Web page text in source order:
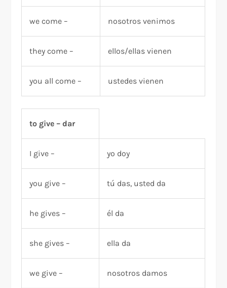
we come – nosotros venimos
they come – ellos/ellas vienen
you all come – ustedes vienen
to give – dar
I give – yo doy
you give – tú das, usted da
he gives – él da
she gives – ella da
we give – nosotros damos